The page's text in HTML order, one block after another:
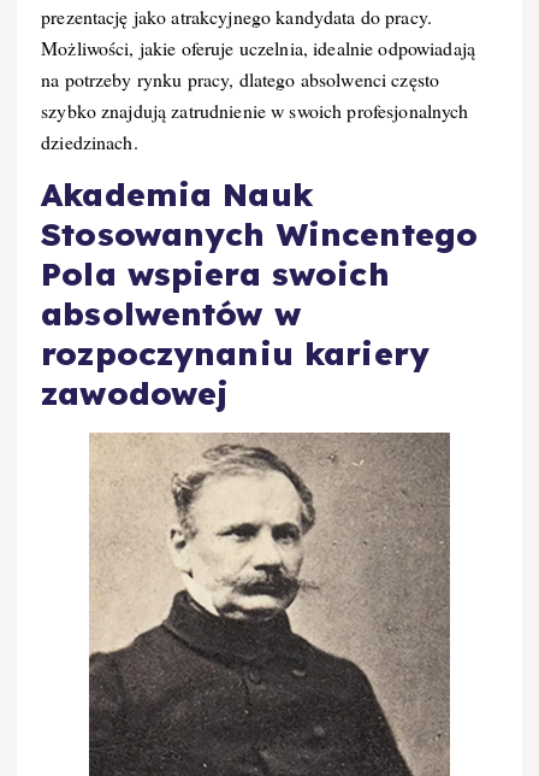
prezentację jako atrakcyjnego kandydata do pracy.
Możliwości, jakie oferuje uczelnia, idealnie odpowiadają
na potrzeby rynku pracy, dlatego absolwenci często
szybko znajdują zatrudnienie w swoich profesjonalnych
dziedzinach.
Akademia Nauk
Stosowanych Wincentego
Pola wspiera swoich
absolwentów w
rozpoczynaniu kariery
zawodowej